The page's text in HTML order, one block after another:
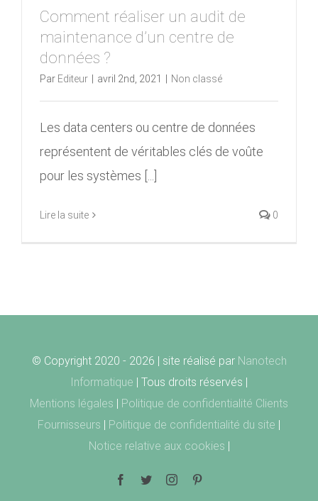
Comment réaliser un audit de
maintenance d’un centre de
données ?
Par Editeur avril 2nd, 2021 Non classé
Les data centers ou centre de données
représentent de véritables clés de voûte
pour les systèmes [...]
Lire la suite 0
© Copyright 2020 - 2026 | site réalisé par Nanotech
Informatique | Tous droits réservés |
Mentions légales
Politique de confidentialité Clients
Fournisseurs
Politique de confidentialité du site
Notice relative aux cookies
Facebook
TwitterInstagram